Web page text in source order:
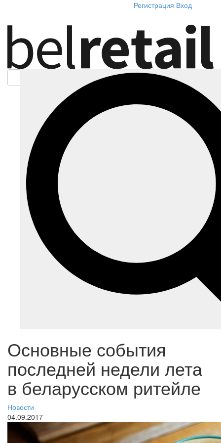
Регистрация Вход
Основные события
последней недели лета
в беларусском ритейле
Новости
04.09.2017